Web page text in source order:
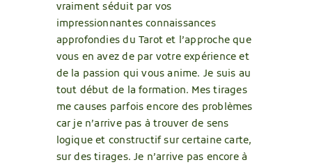
vraiment séduit par vos
impressionnantes connaissances
approfondies du Tarot et l’approche que
vous en avez de par votre expérience et
de la passion qui vous anime. Je suis au
tout début de la formation. Mes tirages
me causes parfois encore des problèmes
car je n’arrive pas à trouver de sens
logique et constructif sur certaine carte,
sur des tirages. Je n’arrive pas encore à